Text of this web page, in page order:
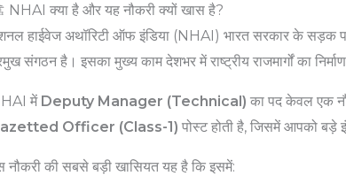
क्या है और यह नौकरी क्यों खास है?
हाईवेज अथॉरिटी ऑफ इंडिया (NHAI) भारत सरकार के सड़क
संगठन है। इसका मुख्य काम देशभर में राष्ट्रीय राजमार्गों का
में Deputy Manager (Technical) का पद केवल एक
Officer (Class-1) पोस्ट होती है, जिसमें आपको बड़े
नौकरी की सबसे बड़ी खासियत यह है कि इसमें: